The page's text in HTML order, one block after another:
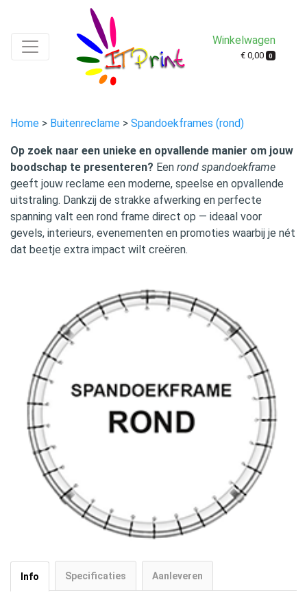
Winkelwagen
€ 0,00 0
Home > Buitenreclame > Spandoekframes (rond)
Op zoek naar een unieke en opvallende manier om jouw
boodschap te presenteren? Een rond spandoekframe
geeft jouw reclame een moderne, speelse en opvallende
uitstraling. Dankzij de strakke afwerking en perfecte
spanning valt een rond frame direct op — ideaal voor
gevels, interieurs, evenementen en promoties waarbij je nét
dat beetje extra impact wilt creëren.
Info Specificaties Aanleveren